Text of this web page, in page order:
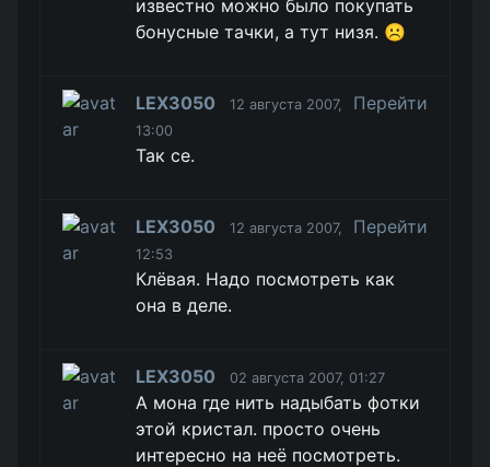
известно можно было покупать
бонусные тачки, а тут низя. ☹️
LEX3050
12 августа 2007,
13:00
Перейти
Так се.
LEX3050
12 августа 2007,
12:53
Перейти
Клёвая. Надо посмотреть как
она в деле.
LEX3050 02 августа 2007, 01:27
А мона где нить надыбать фотки
этой кристал. просто очень
интересно на неё посмотреть.